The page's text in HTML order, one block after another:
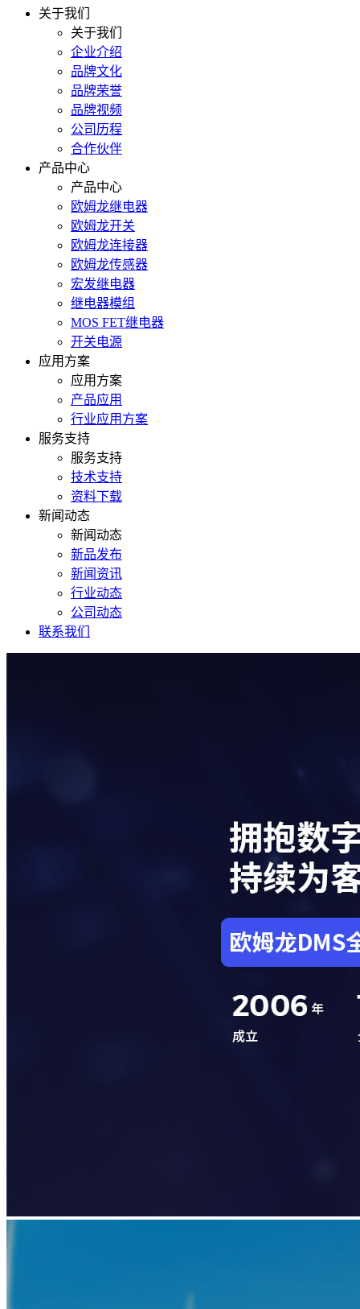
关于我们
关于我们
企业介绍
品牌文化
品牌荣誉
品牌视频
公司历程
合作伙伴
产品中心
产品中心
欧姆龙继电器
欧姆龙开关
欧姆龙连接器
欧姆龙传感器
宏发继电器
继电器模组
MOS FET继电器
开关电源
应用方案
应用方案
产品应用
行业应用方案
服务支持
服务支持
技术支持
资料下载
新闻动态
新闻动态
新品发布
新闻资讯
行业动态
公司动态
联系我们